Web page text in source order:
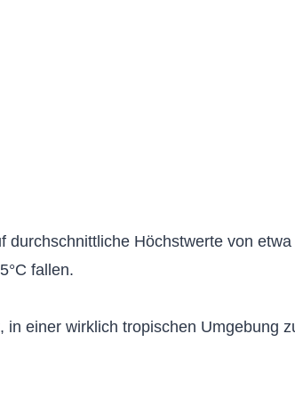
durchschnittliche Höchstwerte von etwa
fallen.
einer wirklich tropischen Umgebung